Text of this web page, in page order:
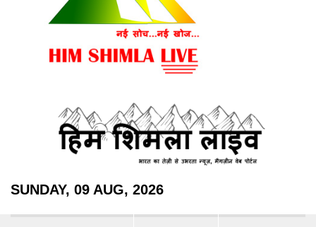
SUNDAY, 09 AUG, 2026